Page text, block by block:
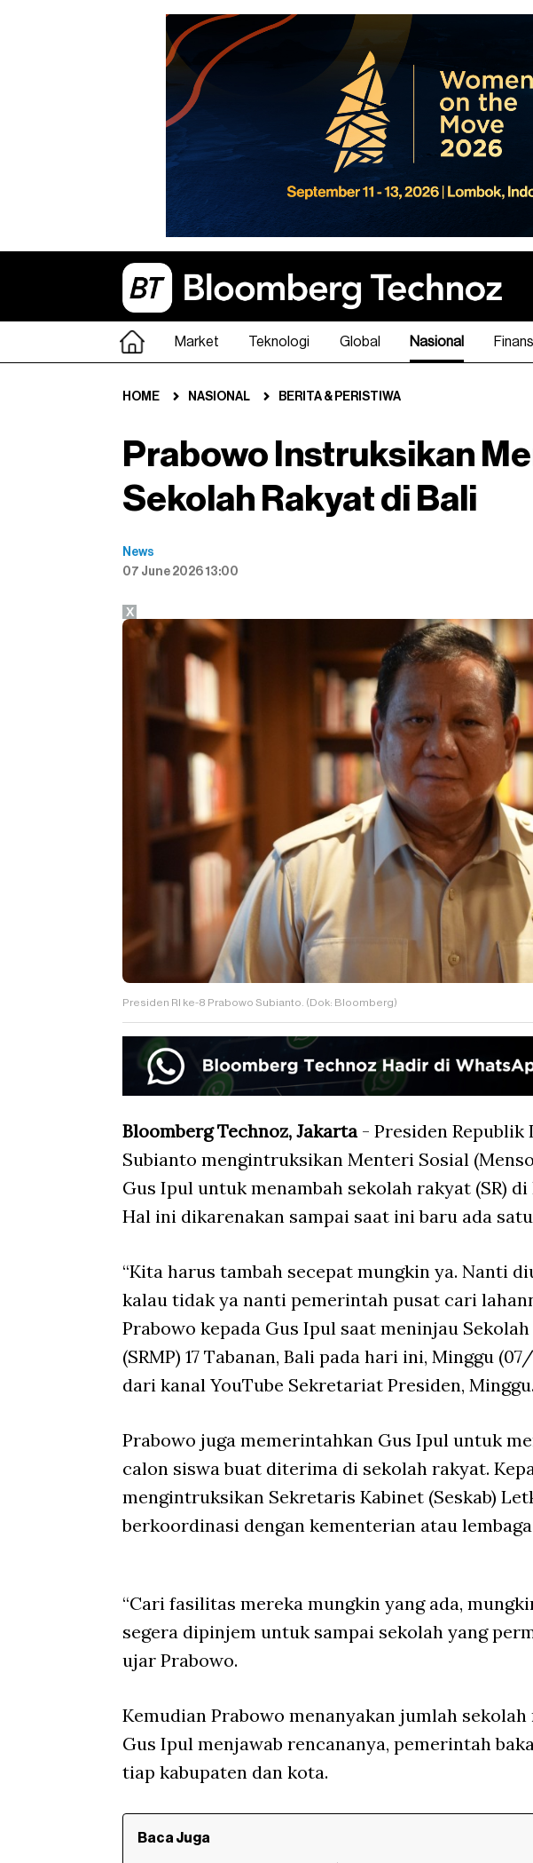
Market Teknologi Global Nasional
HOME NASIONAL BERITA & PERISTIWA
Prabowo Instruksikan
Sekolah Rakyat di Bali
News
07 June 2026 13:00
Presiden RI ke-8 Prabowo Subianto. (Dok: Bloomberg)
Bloomberg Technoz, Jakarta- Presiden Republik
Subianto mengintruksikan Menteri Sosial
Gus Ipul untuk menambah sekolah rakyat (SR)
Hal ini dikarenakan sampai saat ini baru ada
“Kita harus tambah secepat mungkin ya. Nanti
kalau tidak ya nanti pemerintah pusat cari
Prabowo kepada Gus Ipul saat meninjau
(SRMP) 17 Tabanan, Bali pada hari ini, Minggu
dari kanal YouTube Sekretariat Presiden, Minggu.
Prabowo juga memerintahkan Gus Ipul untuk
calon siswa buat diterima di sekolah rakyat.
mengintruksikan Sekretaris Kabinet (Seskab)
berkoordinasi dengan kementerian atau
“Cari fasilitas mereka mungkin yang ada,
segera dipinjem untuk sampai sekolah yang
ujar Prabowo.
Kemudian Prabowo menanyakan jumlah
Gus Ipul menjawab rencananya, pemerintah
tiap kabupaten dan kota.
Baca Juga
X